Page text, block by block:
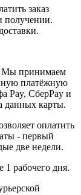
заказ
получении.
Мы принимаем
платёжную
Pay, СберPay и
данных карты.
оплатить
- первый
две недели.
1 рабочего дня.